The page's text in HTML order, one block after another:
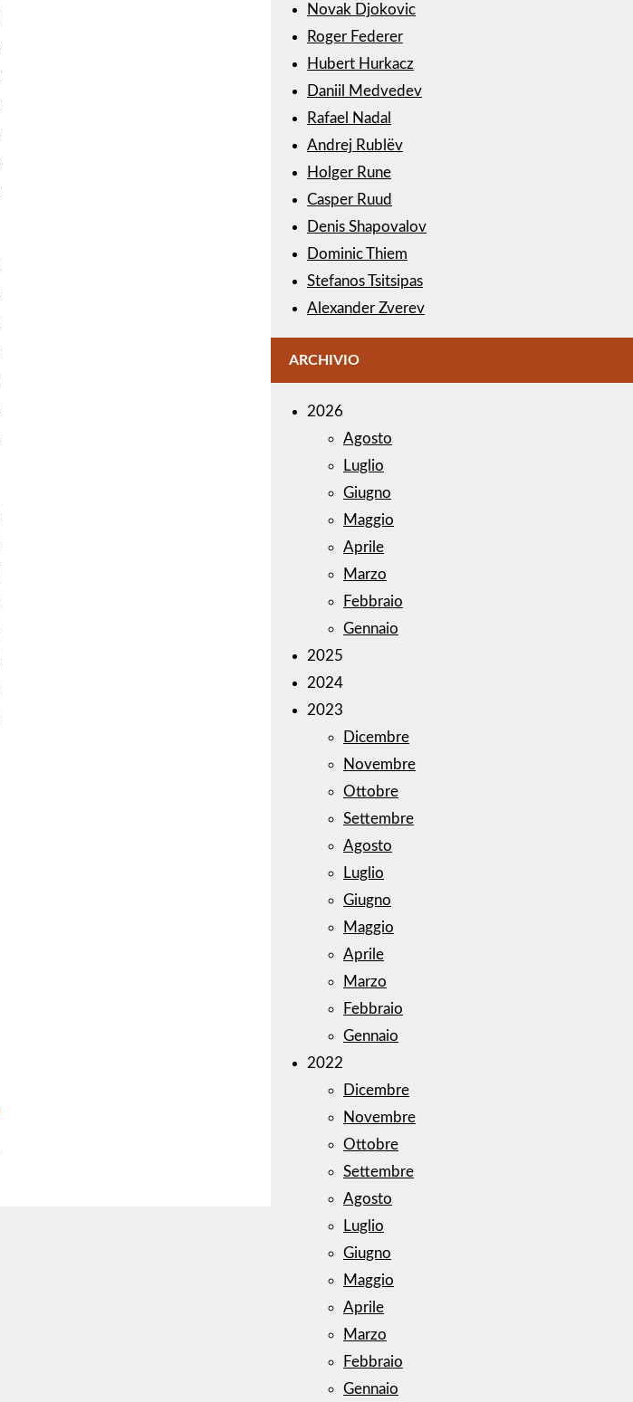
Novak Djokovic
Roger Federer
Hubert Hurkacz
Daniil Medvedev
Rafael Nadal
Andrej Rublëv
Holger Rune
Casper Ruud
Denis Shapovalov
Dominic Thiem
Stefanos Tsitsipas
Alexander Zverev
ARCHIVIO
2026
Agosto
Luglio
Giugno
Maggio
Aprile
Marzo
Febbraio
Gennaio
2025
2024
2023
Dicembre
Novembre
Ottobre
Settembre
Agosto
Luglio
Giugno
Maggio
Aprile
Marzo
Febbraio
Gennaio
2022
Dicembre
Novembre
Ottobre
Settembre
Agosto
Luglio
Giugno
Maggio
Aprile
Marzo
Febbraio
Gennaio